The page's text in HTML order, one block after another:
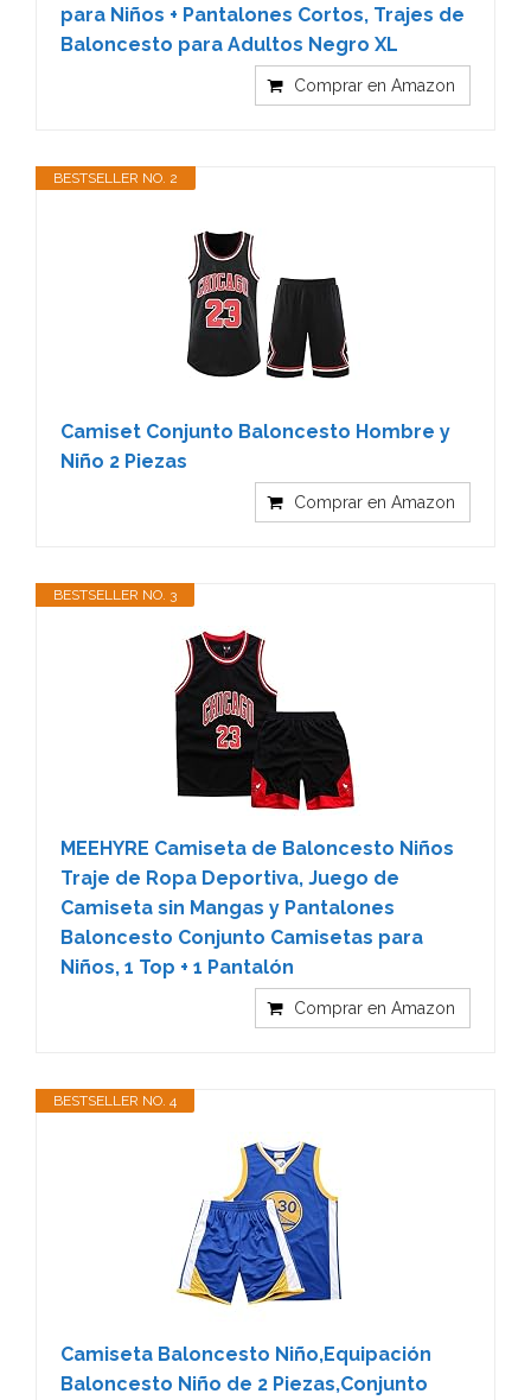
para Niños + Pantalones Cortos, Trajes de
Baloncesto para Adultos Negro XL
Comprar en Amazon
BESTSELLER NO. 2
Camiset Conjunto Baloncesto Hombre y
Niño 2 Piezas
Comprar en Amazon
BESTSELLER NO. 3
MEEHYRE Camiseta de Baloncesto Niños
Traje de Ropa Deportiva, Juego de
Camiseta sin Mangas y Pantalones
Baloncesto Conjunto Camisetas para
Niños, 1 Top + 1 Pantalón
Comprar en Amazon
BESTSELLER NO. 4
Camiseta Baloncesto Niño,Equipación
Baloncesto Niño de 2 Piezas,Conjunto